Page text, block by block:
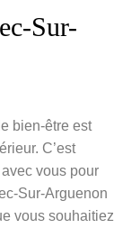
Sur-
bien-être est
C’est
vous pour
Sur-Arguenon
vous souhaitiez